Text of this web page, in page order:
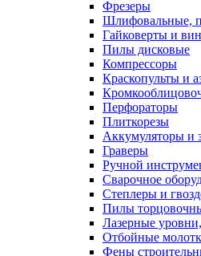
Фрезеры
Шлифовальные,
Гайковерты и
Пилы дисковые
Компрессоры
Краскопульты и
Перфораторы
Плиткорезы
Аккумуляторы и
Граверы
Ручной
Сварочное
Степлеры и
Пилы
Лазерные
Отбойные
Фены